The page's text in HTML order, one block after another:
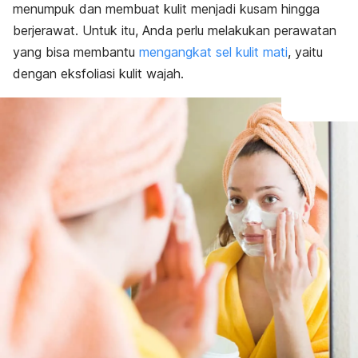
Cara
menumpuk dan membuat kulit menjadi kusam hingga
berjerawat. Untuk itu, Anda perlu melakukan perawatan
yang bisa membantu mengangkat sel kulit mati, yaitu
dengan eksfoliasi kulit wajah.